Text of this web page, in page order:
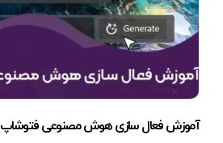
آموزش فعال سازی هوش مصنوعی فتوشاپ